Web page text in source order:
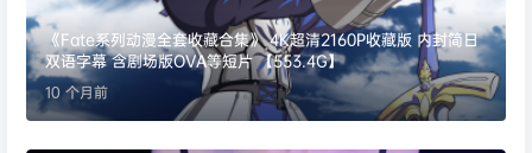
《Fate系列动漫全套收藏合集》 4K超清2160P收藏版 内封简日
双语字幕 含剧场版OVA等短片 【553.4G】
10 个月前